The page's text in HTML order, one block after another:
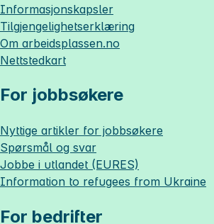
Informasjonskapsler
Tilgjengelighetserklæring
Om arbeidsplassen.no
Nettstedkart
For jobbsøkere
Nyttige artikler for jobbsøkere
Spørsmål og svar
Jobbe i utlandet (EURES)
Information to refugees from Ukraine
For bedrifter